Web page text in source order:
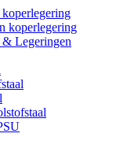
koperlegering
Legeringen